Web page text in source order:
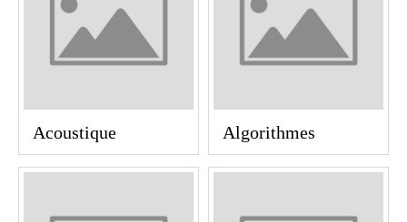
Acoustique Algorithmes